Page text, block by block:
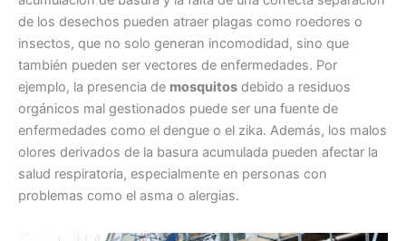
de los desechos pueden atraer plagas como roedores o
insectos, que no solo generan incomodidad, sino que
también pueden ser vectores de enfermedades. Por
ejemplo, la presencia de mosquitos debido a residuos
orgánicos mal gestionados puede ser una fuente de
enfermedades como el dengue o el zika. Además, los malos
olores derivados de la basura acumulada pueden afectar la
salud respiratoria, especialmente en personas con
problemas como el asma o alergias.